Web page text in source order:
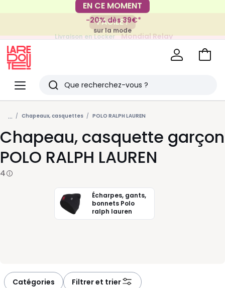
-20% dès 39€*
sur la mode
FACILE !
Livraison en Locker Mondial Relay
pour vos petits articles
Menu
Redoute
Rechercher
Derniers
articles
vus
Voir
... Chapeaux, casquettes POLO RALPH LAUREN
Chapeau, casquette garçon
POLO RALPH LAUREN
4
Écharpes, gants,
bonnets Polo
ralph lauren
Catégories Filtrer et trier